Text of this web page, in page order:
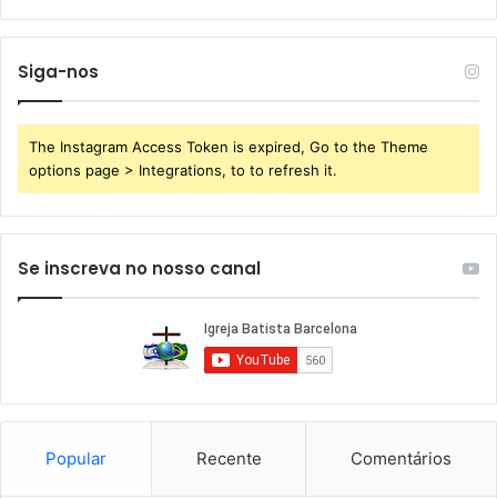
Siga-nos
The Instagram Access Token is expired, Go to the Theme
options page > Integrations, to to refresh it.
Se inscreva no nosso canal
Popular Recente Comentários